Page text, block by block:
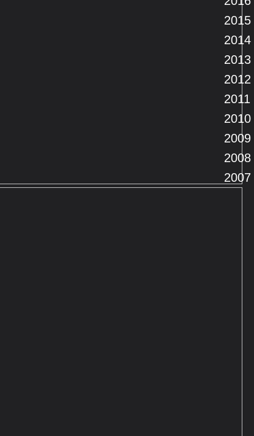
2015
2014
2013
2012
2011
2010
2009
2008
2007